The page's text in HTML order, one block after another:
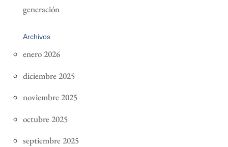
generación
Archivos
enero 2026
diciembre 2025
noviembre 2025
octubre 2025
septiembre 2025